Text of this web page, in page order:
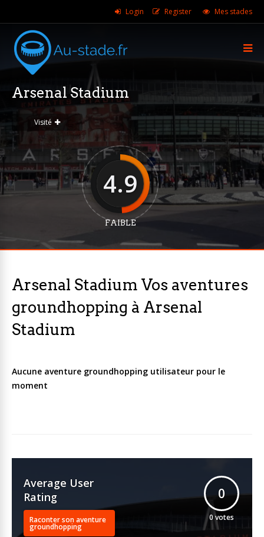
Login Register Mes stades
Arsenal Stadium
Visité
4.9
FAIBLE
Arsenal Stadium Vos aventures
groundhopping à Arsenal
Stadium
Aucune aventure groundhopping utilisateur pour le
moment
Average User
Rating
Raconter son aventure
groundhopping
0
0votes